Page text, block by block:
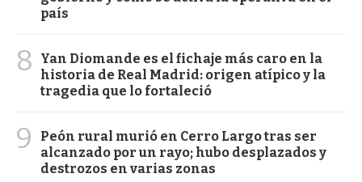
país
8
Yan Diomande es el fichaje más caro en la
historia de Real Madrid: origen atípico y la
tragedia que lo fortaleció
9
Peón rural murió en Cerro Largo tras ser
alcanzado por un rayo; hubo desplazados y
destrozos en varias zonas